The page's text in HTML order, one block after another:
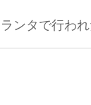
ンタで行われ